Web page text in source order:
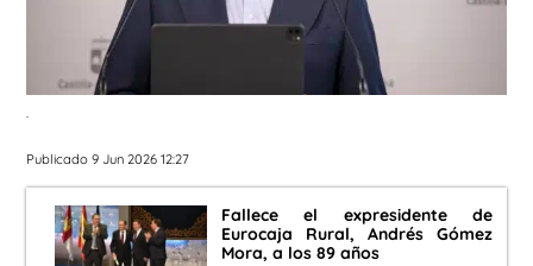
.
Publicado 9 Jun 2026 12:27
Fallece el expresidente de
Eurocaja Rural, Andrés Gómez
Mora, a los 89 años